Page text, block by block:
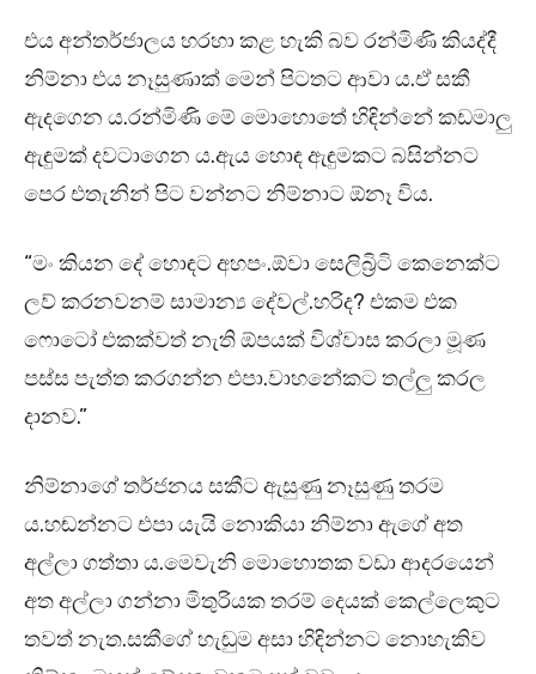
එය අන්තර්ජාලය හරහා කළ හැකි බව රන්මිණි කියද්දී
නිම්නා එය නෑසුණාක් මෙන් පිටතට ආවා ය.ඒ සකී
ඇදගෙන ය.රන්මිණි මේ මොහොතේ හිඳින්නේ කඩමාලු
ඇඳුමක් දවටාගෙන ය.ඇය හොඳ ඇඳුමකට බසින්නට
පෙර එතැනින් පිට වන්නට නිම්නාට ඕනෑ විය.
“මං කියන දේ හොඳට අහපං.ඕවා සෙලිබ්‍රිටි කෙනෙක්ට
ලව් කරනවනම් සාමාන්‍ය දේවල්.හරිද? එකම එක
ෆොටෝ එකක්වත් නැති ඕපයක් විශ්වාස කරලා මූණ
පස්ස පැත්ත කරගන්න එපා.වාහනේකට තල්ලු කරල
දානව.”
නිම්නාගේ තර්ජනය සකීට ඇසුණු නෑසුණු තරම
ය.හඬන්නට එපා යැයි නොකියා නිම්නා ඇගේ අත
අල්ලා ගත්තා ය.මෙවැනි මොහොතක වඩා ආදරයෙන්
අත අල්ලා ගන්නා මිතුරියක තරම් දෙයක් කෙල්ලෙකුට
තවත් නැත.සකීගේ හැඬුම අසා හිඳින්නට නොහැකිව